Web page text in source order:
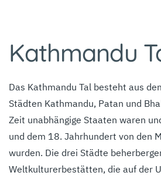
Kathmandu
Das Kathmandu Tal besteht aus
Städten Kathmandu, Patan und
Zeit unabhängige Staaten waren
und dem 18. Jahrhundert von den
wurden. Die drei Städte
Weltkulturerbestätten, die auf der